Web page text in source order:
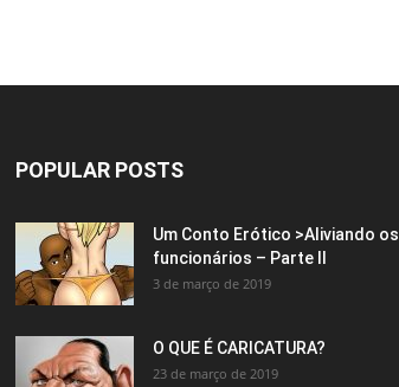
POPULAR POSTS
Um Conto Erótico >Aliviando os
funcionários – Parte II
3 de março de 2019
O QUE É CARICATURA?
23 de março de 2019